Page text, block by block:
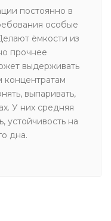
постоянно в
особые
ёмкости из
прочнее
выдерживать
концентратам
выпаривать,
У них средняя
устойчивость на
дна.